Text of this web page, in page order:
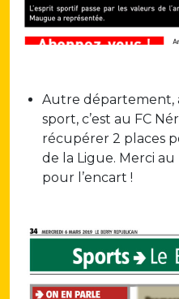
Autre département,
sport, c’est au FC
récupérer 2 places
de la Ligue. Merci au
pour l’encart !